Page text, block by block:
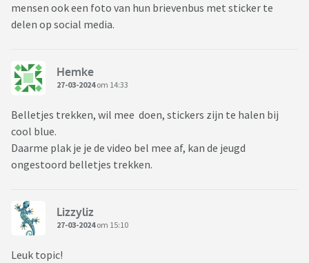
mensen ook een foto van hun brievenbus met sticker te
delen op social media.
Hemke
27-03-2024om 14:33
Belletjes trekken, wil mee doen, stickers zijn te halen bij
cool blue.
Daarme plak je je de video bel mee af, kan de jeugd
ongestoord belletjes trekken.
Lizzyliz
27-03-2024om 15:10
Leuk topic!